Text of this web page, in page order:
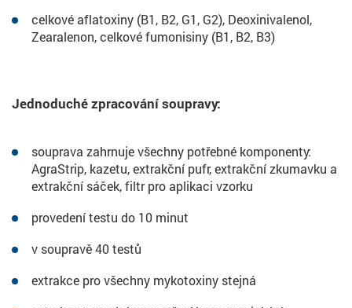
celkové aflatoxiny (B1, B2, G1, G2), Deoxinivalenol,
Zearalenon, celkové fumonisiny (B1, B2, B3)
Jednoduché zpracování soupravy:
souprava zahrnuje všechny potřebné komponenty:
AgraStrip, kazetu, extrakční pufr, extrakční zkumavku a
extrakční sáček, filtr pro aplikaci vzorku
provedení testu do 10 minut
v soupravě 40 testů
extrakce pro všechny mykotoxiny stejná